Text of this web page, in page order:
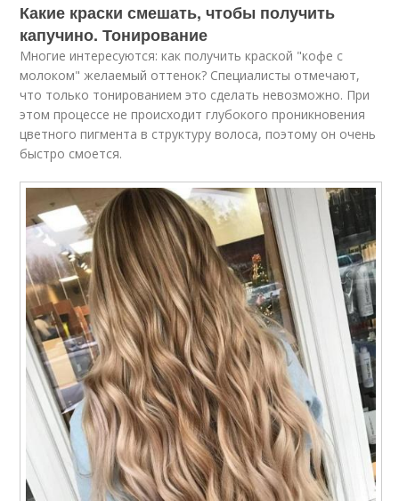
Какие краски смешать, чтобы получить
капучино. Тонирование
Многие интересуются: как получить краской "кофе с
молоком" желаемый оттенок? Специалисты отмечают,
что только тонированием это сделать невозможно. При
этом процессе не происходит глубокого проникновения
цветного пигмента в структуру волоса, поэтому он очень
быстро смоется.